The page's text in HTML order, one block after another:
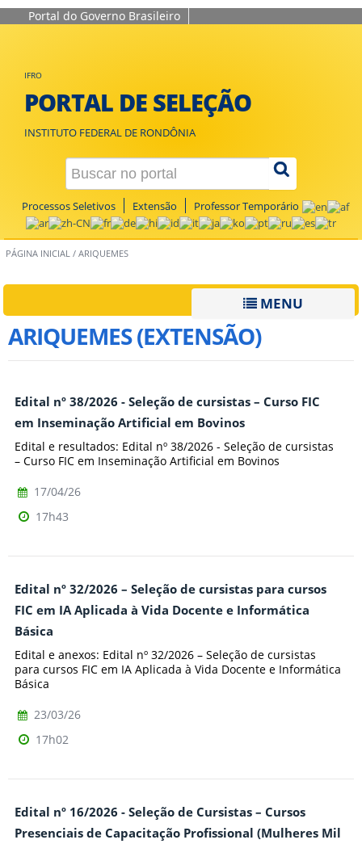
Portal do Governo Brasileiro
IFRO
PORTAL DE SELEÇÃO
INSTITUTO FEDERAL DE RONDÔNIA
Processos Seletivos Extensão Professor Temporário
PÁGINA INICIAL / ARIQUEMES
MENU
ARIQUEMES (EXTENSÃO)
Edital nº 38/2026 - Seleção de cursistas – Curso FIC
em Inseminação Artificial em Bovinos
Edital e resultados: Edital nº 38/2026 - Seleção de cursistas
– Curso FIC em Inseminação Artificial em Bovinos
17/04/26
17h43
Edital nº 32/2026 – Seleção de cursistas para cursos
FIC em IA Aplicada à Vida Docente e Informática
Básica
Edital e anexos: Edital nº 32/2026 – Seleção de cursistas
para cursos FIC em IA Aplicada à Vida Docente e Informática
Básica
23/03/26
17h02
Edital nº 16/2026 - Seleção de Cursistas – Cursos
Presenciais de Capacitação Profissional (Mulheres Mil